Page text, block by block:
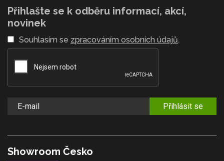
Přihlašte se k odběru informací, akcí,
novinek
Souhlasím se zpracováním osobních údajů.
Přihlásit se
Showroom Česko